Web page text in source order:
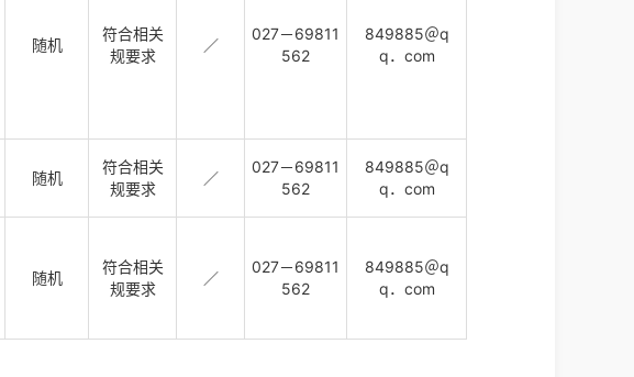
随机
符合相关
规要求
／
027－69811
562
849885＠q
q．com
随机
符合相关
规要求
／
027－69811
562
849885＠q
q．com
随机
符合相关
规要求
／
027－69811
562
849885＠q
q．com